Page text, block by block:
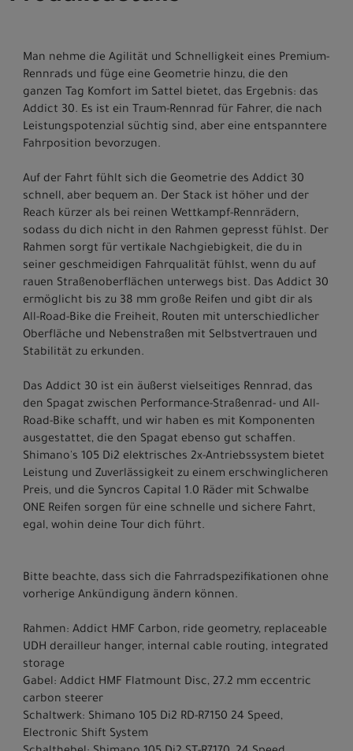
Man nehme die Agilität und Schnelligkeit eines Premium-
Rennrads und füge eine Geometrie hinzu, die den
ganzen Tag Komfort im Sattel bietet, das Ergebnis: das
Addict 30. Es ist ein Traum-Rennrad für Fahrer, die nach
Leistungspotenzial süchtig sind, aber eine entspanntere
Fahrposition bevorzugen.
Auf der Fahrt fühlt sich die Geometrie des Addict 30
schnell, aber bequem an. Der Stack ist höher und der
Reach kürzer als bei reinen Wettkampf-Rennrädern,
sodass du dich nicht in den Rahmen gepresst fühlst. Der
Rahmen sorgt für vertikale Nachgiebigkeit, die du in
seiner geschmeidigen Fahrqualität fühlst, wenn du auf
rauen Straßenoberflächen unterwegs bist. Das Addict 30
ermöglicht bis zu 38 mm große Reifen und gibt dir als
All-Road-Bike die Freiheit, Routen mit unterschiedlicher
Oberfläche und Nebenstraßen mit Selbstvertrauen und
Stabilität zu erkunden.
Das Addict 30 ist ein äußerst vielseitiges Rennrad, das
den Spagat zwischen Performance-Straßenrad- und All-
Road-Bike schafft, und wir haben es mit Komponenten
ausgestattet, die den Spagat ebenso gut schaffen.
Shimano's 105 Di2 elektrisches 2x-Antriebssystem bietet
Leistung und Zuverlässigkeit zu einem erschwinglicheren
Preis, und die Syncros Capital 1.0 Räder mit Schwalbe
ONE Reifen sorgen für eine schnelle und sichere Fahrt,
egal, wohin deine Tour dich führt.
Bitte beachte, dass sich die Fahrradspezifikationen ohne
vorherige Ankündigung ändern können.
Rahmen: Addict HMF Carbon, ride geometry, replaceable
UDH derailleur hanger, internal cable routing, integrated
storage
Gabel: Addict HMF Flatmount Disc, 27.2 mm eccentric
carbon steerer
Schaltwerk: Shimano 105 Di2 RD-R7150 24 Speed,
Electronic Shift System